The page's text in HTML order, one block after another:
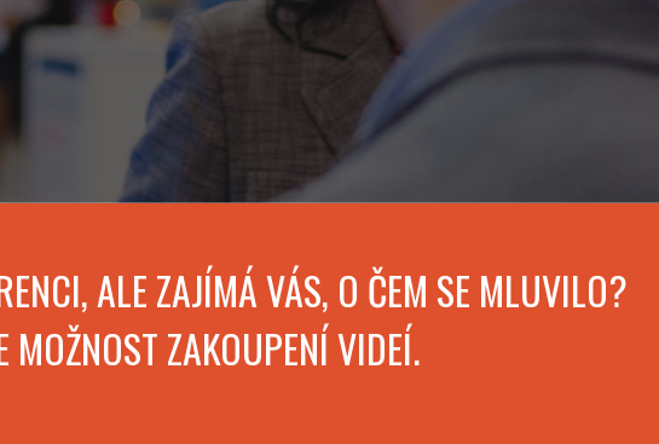
ALE ZAJÍMÁ VÁS, O ČEM SE MLUVILO?
MOŽNOST ZAKOUPENÍ VIDEÍ.